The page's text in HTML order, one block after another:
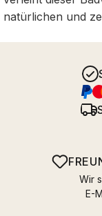
natürlichen und
Wir
E-